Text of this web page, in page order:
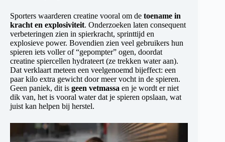
Sporters waarderen creatine vooral om de toename in
kracht en explosiviteit. Onderzoeken laten consequent
verbeteringen zien in spierkracht, sprinttijd en
explosieve power. Bovendien zien veel gebruikers hun
spieren iets voller of “gepompter” ogen, doordat
creatine spiercellen hydrateert (ze trekken water aan).
Dat verklaart meteen een veelgenoemd bijeffect: een
paar kilo extra gewicht door meer vocht in de spieren.
Geen paniek, dit is geen vetmassa en je wordt er niet
dik van, het is vooral water dat je spieren opslaan, wat
juist kan helpen bij herstel.